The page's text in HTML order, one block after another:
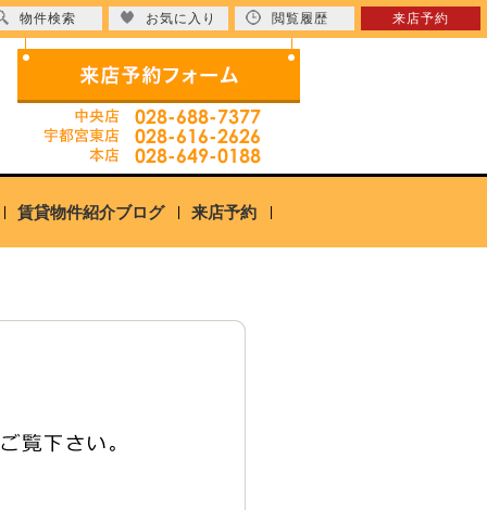
賃貸物件紹介ブログ 来店予約
物件検索 お気に入り 閲覧履歴 来店予約